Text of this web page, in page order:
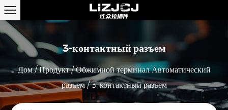
3-контактный разъем
Дом/Продукт/Обжимной терминал Автоматический
разъем/3-контактный разъем